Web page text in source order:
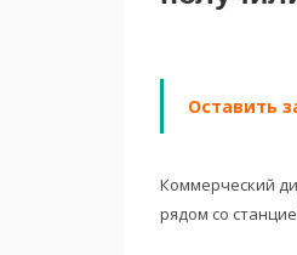
Оставить
Коммерческий
рядом со